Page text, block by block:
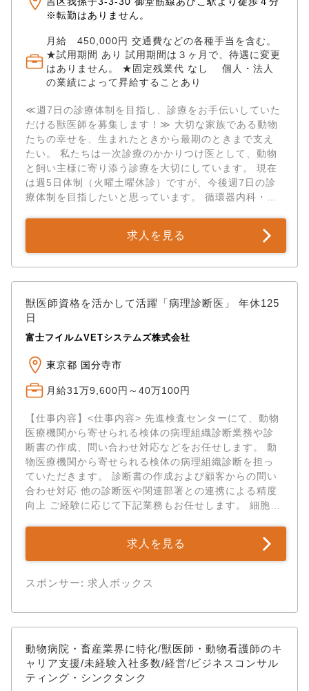
※転勤はありません。
月給 450,000円 交通費などの各種手当を含む。
★試用期間 あり 試用期間は３ヶ月で、待遇に変更
はありません。 ★固定残業代 なし 個人・法人
の業績によって昇給することあり
≪週7日の診療体制を目指し、診療をお手伝いしていた
だける獣医師を募集します！≫ 大切な家族である動物
たちの幸せを、生まれたときから最期のときまで支え
たい。 私たちは一次診療のかかりつけ医として、動物
と飼い主様に寄り添う診療を大切にしています。 現在
は週5日体制（火曜土曜休診）ですが、今後週7日の診
療体制を目指したいと思っています。 循環器内科・皮
だけでなく、動物と飼い主様の「日常」に向き合いた
い獣医師を募集しています。 ◇◆業務内容◆◇ 外来診
療・予防診療 健康診断 歯科処置 避妊手術・去勢手術
その他、軟部外科などの手術 ◇◆診療動物◆◇ 犬、猫
✅プライベートもキャリアも妥協しない、新しい常勤ス
タイル 「常勤＝週5日フルタイム」という常識を覆す、
した収入（月給45万円・手当込）を確保しながら、年
間休日に換算すると約150日以上！ 趣味や家族との時
間、あるいはさらなる学びに投資する時間など、人生
のゆとりを大切にしながら無理なく長く働ける環境で
す。 ✅裁量を持って働ける環境 "基本的には獣医師一人
での診療スタイルとなります。 （もちろん他の獣医師
と相談や連携を取りながら診療することもできま
す。）" これまでの経験を活かし、あなたの強みを最大
限に発揮して診療にあたっていただけます。 ✅外来・
予防診療に特化したスタイル 当院は地域のかかりつけ
病院として、外来診療や予防医療、健康診断に力を入
れています 入院管理の負担が少なく、目の前の患者様
30分程度】駅チカ4分の好立地で、仕事終わりの充実度
もUP 外来特化型の動物病院で、無理な長時間労働はあ
りません。 残業は1日わずか30分程度と徹底してコン
らに、大阪メトロ御堂筋線「あびこ駅」から徒歩4分と
求人を見る
獣医師資格を活かして活躍「病理診断医」 年休125
日
富士フイルムVETシステムズ株式会社
東京都 国分寺市
月給31万9,600円～40万100円
【仕事内容】<仕事内容> 先進検査センターにて、動物
医療機関から寄せられる検体の病理組織診断業務や診
断書の作成、問い合わせ対応などをお任せします。 動
物医療機関から寄せられる検体の病理組織診断を担っ
ていただきます。 診断書の作成および顧客からの問い
合わせ対応 他の診断医や関連部署との連携による精度
向上 ご経験に応じて下記業務もお任せします。 細胞診
求人を見る
スポンサー: 求人ボックス
動物病院・畜産業界に特化/獣医師・動物看護師のキ
ャリア支援/未経験入社多数/経営/ビジネスコンサル
ティング・シンクタンク